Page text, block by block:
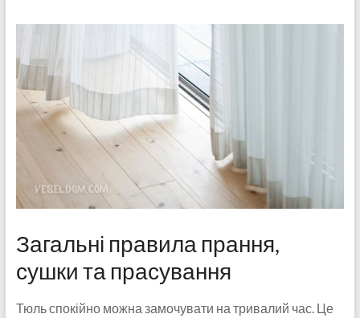
Загальні правила прання,
сушки та прасування
Тюль спокійно можна замочувати на тривалий час. Це